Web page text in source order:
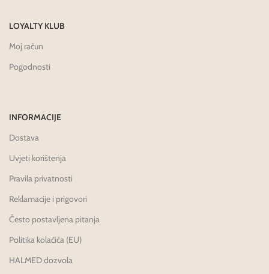
LOYALTY KLUB
Moj račun
Pogodnosti
INFORMACIJE
Dostava
Uvjeti korištenja
Pravila privatnosti
Reklamacije i prigovori
Često postavljena pitanja
Politika kolačića (EU)
HALMED dozvola